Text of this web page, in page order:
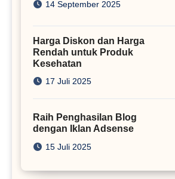
14 September 2025
Harga Diskon dan Harga
Rendah untuk Produk
Kesehatan
17 Juli 2025
Raih Penghasilan Blog
dengan Iklan Adsense
15 Juli 2025